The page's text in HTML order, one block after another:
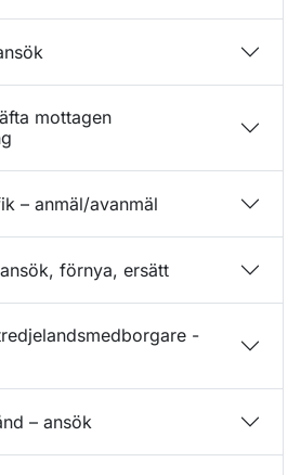
mottagen
– anmäl/avanmäl
förnya, ersätt
-
– ansök